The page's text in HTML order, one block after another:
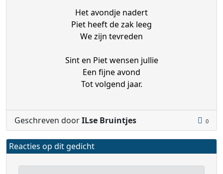
Het avondje nadert
Piet heeft de zak leeg
We zijn tevreden
Sint en Piet wensen jullie
Een fijne avond
Tot volgend jaar.
Geschreven doorILse Bruintjes 0
Reacties op dit gedicht